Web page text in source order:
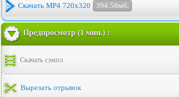
Скачать MP4 720x320 394.58мб.
Предпросмотр (1 мин.) :
Скачать сэмпл
Вырезать отрывок